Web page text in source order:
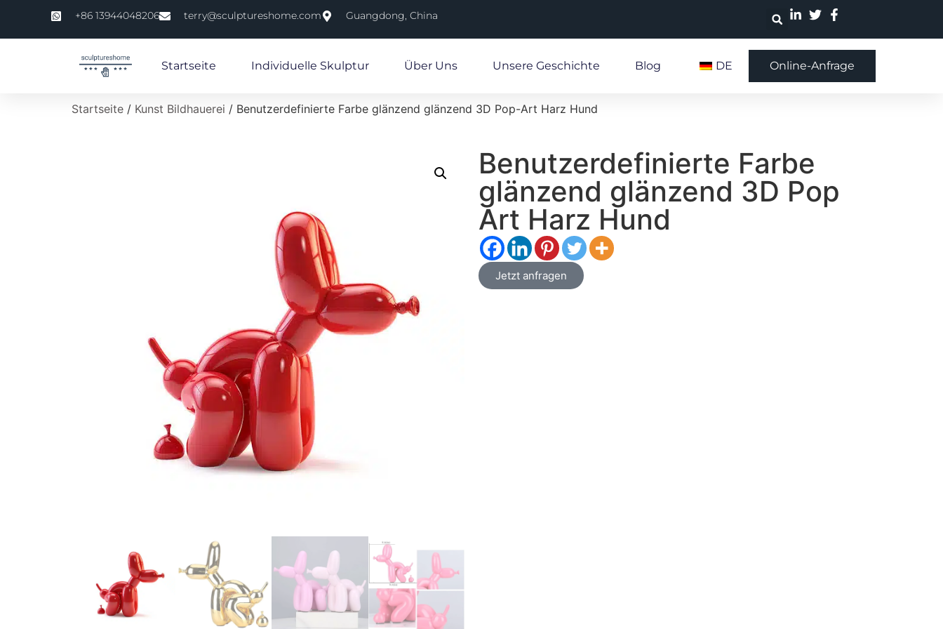
+86 13944048206 terry@sculptureshome.com Guangdong, China
Startseite Individuelle Skulptur Über Uns Unsere Geschichte Blog DE Online-Anfrage
Startseite / Kunst Bildhauerei / Benutzerdefinierte Farbe glänzend glänzend 3D Pop-Art Harz Hund
Benutzerdefinierte Farbe
glänzend glänzend 3D Pop
Art Harz Hund
Jetzt anfragen